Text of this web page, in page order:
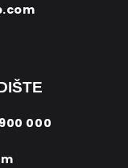
000